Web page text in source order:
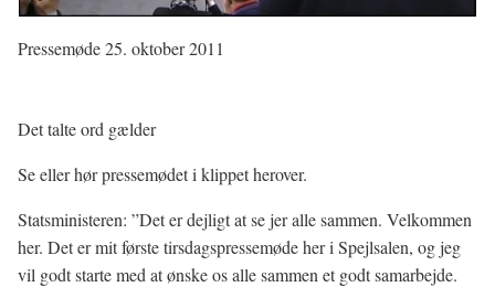
Pressemøde 25. oktober 2011
Det talte ord gælder
Se eller hør pressemødet i klippet herover.
Statsministeren: ”Det er dejligt at se jer alle sammen. Velkommen
her. Det er mit første tirsdagspressemøde her i Spejlsalen, og jeg
vil godt starte med at ønske os alle sammen et godt samarbejde.